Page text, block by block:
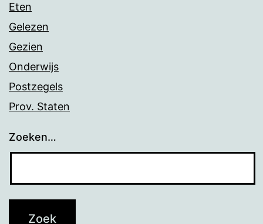
Eten
Gelezen
Gezien
Onderwijs
Postzegels
Prov. Staten
Zoeken…